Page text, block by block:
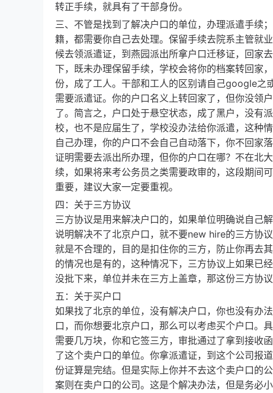
转正手续，就具有了干部身份。
三、不管是找到了解决户口的单位，办理派遣手续
籍，都需要你自己去处理。保留手续去院系主管就
候去领派遣证，到燕园派出所拿户口迁移证，回家
下，既未办理保留手续，学校会将你的档案转回家
份，成了工人。干部和工人的区别请自己google之
需要派遣证。你的户口名义上转回家了，但你没领
了。简言之，户口处于悬空状态，成了黑户，没有
校，也不是应届生了，学校没办法给你派遣，这种
自己办理，你的户口不会自己自动落下，你不回家
证明需要去派出所办理，但你的户口在哪？不在北
续，如果将来考公务员之类需要政审的，这段期间
重要，建议大家一定要重视。
四：关于三方协议
三方协议是用来解决户口的，如果单位明确说自己
说明解决不了北京户口，就不要new hire的三方协
就是不合理的，目的是扣住你的三方，防止你再去
的情况也是有的，这种情况下，三方协议上如果已
没批下来，单位并未在三方上盖章，那这份三方协
五：关于买户口
如果找了北京的单位，没有解决户口，你也没有办
口，而你想要北京户口，那么可以考虑买个户口。
需要几万块，你和它签三方，审批通过了拿到接收
了这个卖户口的单位。你拿派遣证，到这个公司报
份证算是完结。但是实际上你并不去这个卖户口的
案则在卖户口的公司。这是个解决办法，但是务必